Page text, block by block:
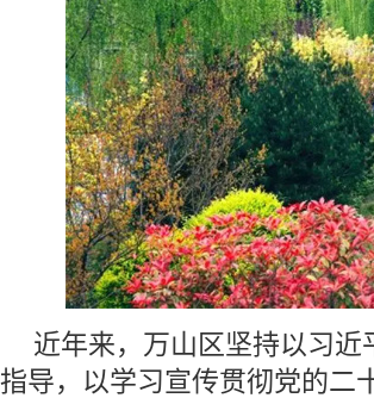
近年来，万山区坚持以习
指导，以学习宣传贯彻党的二